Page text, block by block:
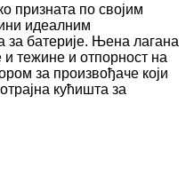
призната по својим
идеалним
за батерије. Њена лагана
тежине и отпорност на
за произвођаче који
кућишта за